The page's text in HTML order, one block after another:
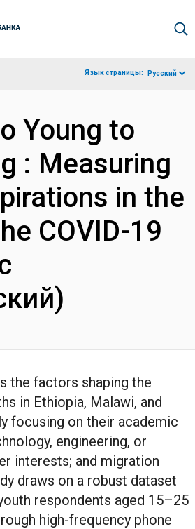
Язык страницы: Русский
Young to
: Measuring
in the
COVID-19
the factors shaping the
in Ethiopia, Malawi, and
focusing on their academic
engineering, or
interests; and migration
draws on a robust dataset
respondents aged 15–25
high-frequency phone